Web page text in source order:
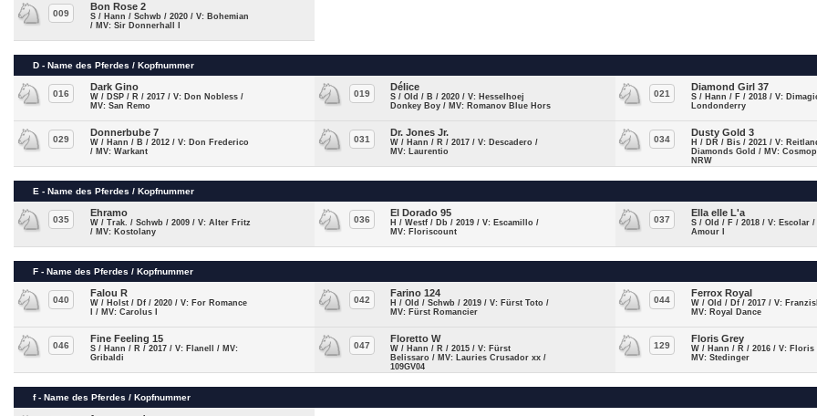
009
Bon Rose 2
S / Hann / Schwb / 2020 / V: Bohemian
/ MV: Sir Donnerhall I
D - Name des Pferdes / Kopfnummer
016
Dark Gino
W / DSP / R / 2017 / V: Don Nobless /
MV: San Remo
019
Délice
S / Old / B / 2020 / V: Hesselhoej
Donkey Boy / MV: Romanov Blue Hors
021
Diamond Girl 37
S / Hann / F / 2018 / V:
Londonderry
029
Donnerbube 7
W / Hann / B / 2012 / V: Don Frederico
/ MV: Warkant
031
Dr. Jones Jr.
W / Hann / R / 2017 / V: Descadero /
MV: Laurentio
034
Dusty Gold 3
H / DR / Bis / 2021 / V:
Diamonds Gold / MV:
NRW
E - Name des Pferdes / Kopfnummer
035
Ehramo
W / Trak. / Schwb / 2009 / V: Alter Fritz
/ MV: Kostolany
036
El Dorado 95
H / Westf / Db / 2019 / V: Escamillo /
MV: Floriscount
037
Ella elle L'a
S / Old / F / 2018 / V: Escolar /
Amour I
F - Name des Pferdes / Kopfnummer
040
Falou R
W / Holst / Df / 2020 / V: For Romance
I / MV: Carolus I
042
Farino 124
H / Old / Schwb / 2019 / V: Fürst Toto /
MV: Fürst Romancier
044
Ferrox Royal
W / Old / Df / 2017 / V:
MV: Royal Dance
046
Fine Feeling 15
S / Hann / R / 2017 / V: Flanell / MV:
Gribaldi
047
Floretto W
W / Hann / R / 2015 / V: Fürst
Belissaro / MV: Lauries Crusador xx /
109GV04
129
Floris Grey
W / Hann / R / 2016 / V: Floris
MV: Stedinger
f - Name des Pferdes / Kopfnummer